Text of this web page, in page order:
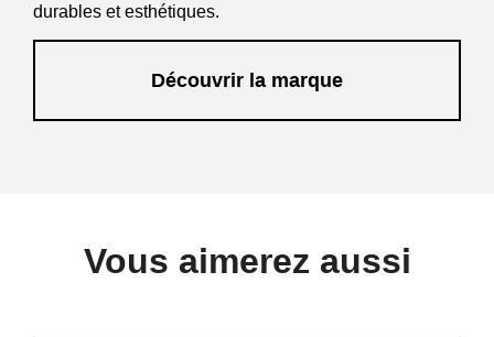
durables et esthétiques.
Découvrir la marque
Vous aimerez aussi